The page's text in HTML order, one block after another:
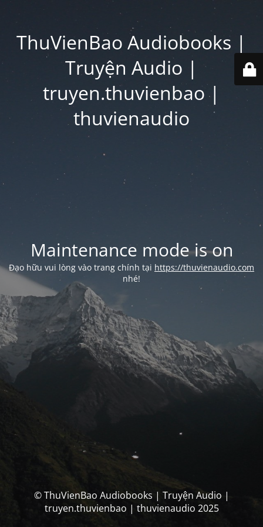
ThuVienBao Audiobooks |
Truyện Audio |
truyen.thuvienbao |
thuvienaudio
Maintenance mode is on
Đạo hữu vui lòng vào trang chính tại https://thuvienaudio.com
nhé!
© ThuVienBao Audiobooks | Truyện Audio |
truyen.thuvienbao | thuvienaudio 2025